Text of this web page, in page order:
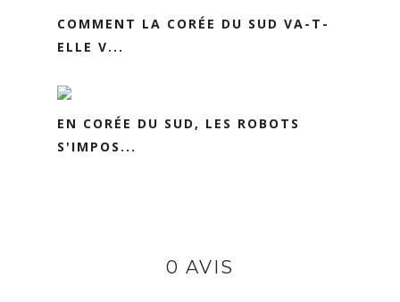
COMMENT LA CORÉE DU SUD VA-T-
ELLE V...
EN CORÉE DU SUD, LES ROBOTS
S'IMPOS...
0 AVIS